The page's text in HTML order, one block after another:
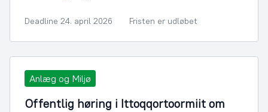
Deadline 24. april 2026 Fristen er udløbet
Anlæg og Miljø
Offentlig høring i Ittoqqortoormiit om